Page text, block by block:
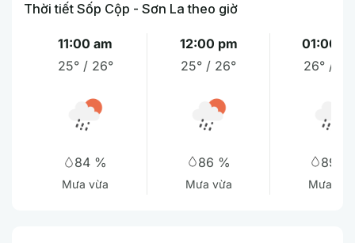
Thời tiết Sốp Cộp - Sơn La theo giờ
11:00 am
25° / 26°
84 %
Mưa vừa
12:00 pm
25° / 26°
86 %
Mưa vừa
01:00
26° /
89 %
Mưa vừa